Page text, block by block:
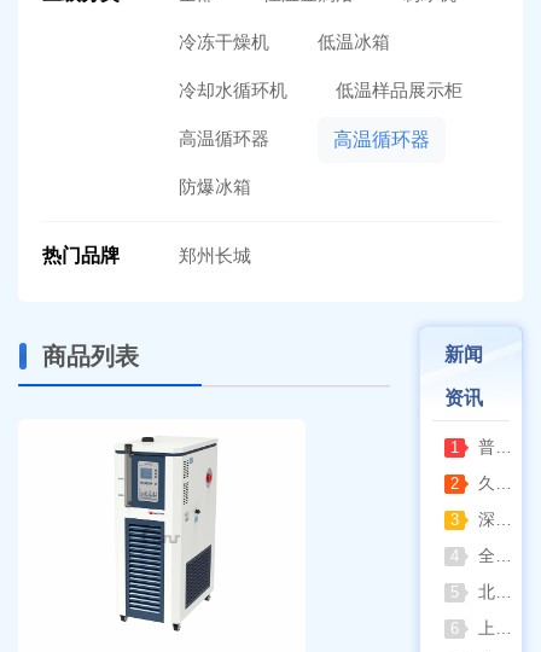
冷冻干燥机 低温冰箱
冷却水循环机 低温样品展示柜
高温循环器 高温循环器
防爆冰箱
热门品牌 郑州长城
商品列表 新闻
资讯
1 普通烘箱和耐腐蚀烘箱区分
2 久兴医疗高压蒸汽灭菌器：制药科研灭菌的可靠之选
3 深那静音超声波清洗仪：科研洁净新标准，安静高效更安心
4 全自动凯氏定氮仪测定焦炭中氮 上海纤检助力焦化行业精准检测
5 北京六一电泳仪完整选型指南（分电泳槽 + 电源两大模块，按实验场景直接匹配）
6 上海仪电吸光光度法和荧光分析法的异同